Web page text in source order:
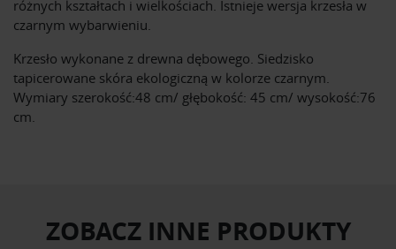
różnych kształtach i wielkościach. Istnieje wersja krzesła w
czarnym wybarwieniu.
Krzesło wykonane z drewna dębowego. Siedzisko
tapicerowane skóra ekologiczną w kolorze czarnym.
Wymiary szerokość:48 cm/ głębokość: 45 cm/ wysokość:76
cm.
ZOBACZ INNE PRODUKTY